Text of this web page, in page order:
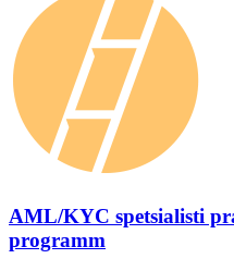
AML/KYC spetsialisti
programm